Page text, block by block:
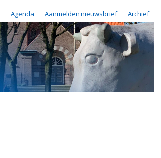
Agenda Aanmelden nieuwsbrief Archief